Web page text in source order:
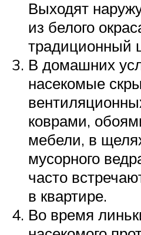
Выходят
из белого
традиционный
В домашних
насекомые
коврами,
мебели, в
мусорного
часто
в квартире.
Во время